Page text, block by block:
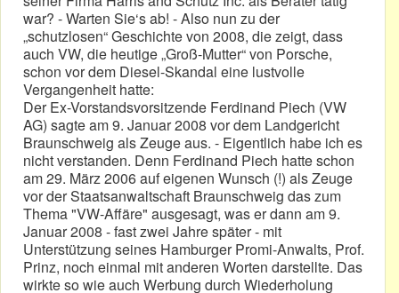
war? - Warten Sie‘s ab! - Also nun zu der
„schutzlosen“ Geschichte von 2008, die zeigt, dass
auch VW, die heutige „Groß-Mutter“ von Porsche,
schon vor dem Diesel-Skandal eine lustvolle
Vergangenheit hatte:
Der Ex-Vorstandsvorsitzende Ferdinand Piech (VW
AG) sagte am 9. Januar 2008 vor dem Landgericht
Braunschweig als Zeuge aus. - Eigentlich habe ich es
nicht verstanden. Denn Ferdinand Piech hatte schon
am 29. März 2006 auf eigenen Wunsch (!) als Zeuge
vor der Staatsanwaltschaft Braunschweig das zum
Thema "VW-Affäre" ausgesagt, was er dann am 9.
Januar 2008 - fast zwei Jahre später - mit
Unterstützung seines Hamburger Promi-Anwalts, Prof.
Prinz, noch einmal mit anderen Worten darstellte. Das
wirkte so wie auch Werbung durch Wiederholung